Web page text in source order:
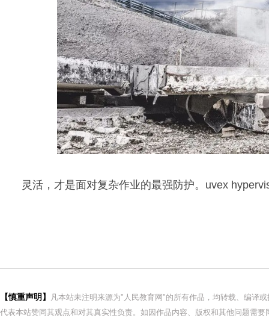
灵活，才是面对复杂作业的最强防护。uvex
【慎重声明】
凡本站未注明来源为"人民教育网"的所有作品，均转载、编译
代表本站赞同其观点和对其真实性负责。如因作品内容、版权和其他问题需